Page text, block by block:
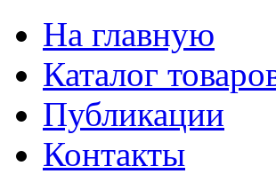
На главную
Каталог
Публикации
Контакты